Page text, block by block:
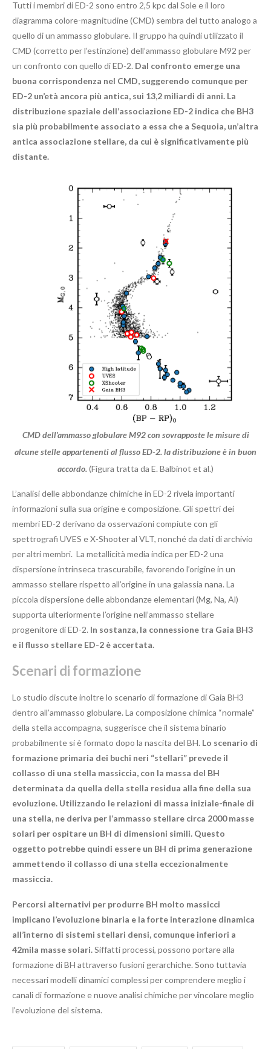
Tutti i membri di ED-2 sono entro 2,5 kpc dal Sole e il loro
diagramma colore-magnitudine (CMD) sembra del tutto analogo a
quello di un ammasso globulare. Il gruppo ha quindi utilizzato il
CMD (corretto per l’estinzione) dell’ammasso globulare M92 per
un confronto con quello di ED-2. Dal confronto emerge una
buona corrispondenza nel CMD, suggerendo comunque per
ED-2 un’età ancora più antica, sui 13,2 miliardi di anni. La
distribuzione spaziale dell’associazione ED-2 indica che BH3
sia più probabilmente associato a essa che a Sequoia, un’altra
antica associazione stellare, da cui è significativamente più
distante.
CMD dell’ammasso globulare M92 con sovrapposte le misure di
alcune stelle appartenenti al flusso ED-2. la distribuzione è in buon
accordo.(Figura tratta da E. Balbinot et al.)
L’analisi delle abbondanze chimiche in ED-2 rivela importanti
informazioni sulla sua origine e composizione. Gli spettri dei
membri ED-2 derivano da osservazioni compiute con gli
spettrografi UVES e X-Shooter al VLT, nonché da dati di archivio
per altri membri. La metallicità media indica per ED-2 una
dispersione intrinseca trascurabile, favorendo l’origine in un
ammasso stellare rispetto all’origine in una galassia nana. La
piccola dispersione delle abbondanze elementari (Mg, Na, Al)
supporta ulteriormente l’origine nell’ammasso stellare
progenitore di ED-2. In sostanza, la connessione tra Gaia BH3
e il flusso stellare ED-2 è accertata.
Scenari di formazione
Lo studio discute inoltre lo scenario di formazione di Gaia BH3
dentro all’ammasso globulare. La composizione chimica “normale”
della stella accompagna, suggerisce che il sistema binario
probabilmente si è formato dopo la nascita del BH. Lo scenario di
formazione primaria dei buchi neri “stellari” prevede il
collasso di una stella massiccia, con la massa del BH
determinata da quella della stella residua alla fine della sua
evoluzione. Utilizzando le relazioni di massa iniziale-finale di
una stella, ne deriva per l’ammasso stellare circa 2000 masse
solari per ospitare un BH di dimensioni simili. Questo
oggetto potrebbe quindi essere un BH di prima generazione
ammettendo il collasso di una stella eccezionalmente
massiccia.
Percorsi alternativi per produrre BH molto massicci
implicano l’evoluzione binaria e la forte interazione dinamica
all’interno di sistemi stellari densi, comunque inferiori a
42mila masse solari.Siffatti processi, possono portare alla
formazione di BH attraverso fusioni gerarchiche. Sono tuttavia
necessari modelli dinamici complessi per comprendere meglio i
canali di formazione e nuove analisi chimiche per vincolare meglio
l’evoluzione del sistema.